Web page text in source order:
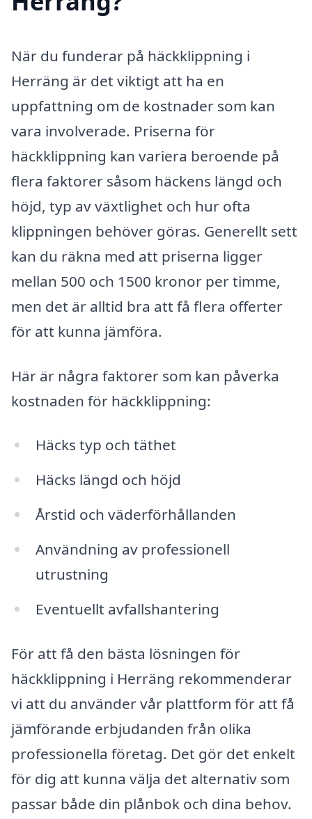
När du funderar på häckklippning i
Herräng är det viktigt att ha en
uppfattning om de kostnader som kan
vara involverade. Priserna för
häckklippning kan variera beroende på
flera faktorer såsom häckens längd och
höjd, typ av växtlighet och hur ofta
klippningen behöver göras. Generellt sett
kan du räkna med att priserna ligger
mellan 500 och 1500 kronor per timme,
men det är alltid bra att få flera offerter
för att kunna jämföra.
Här är några faktorer som kan påverka
kostnaden för häckklippning:
Häcks typ och täthet
Häcks längd och höjd
Årstid och väderförhållanden
Användning av professionell
utrustning
Eventuellt avfallshantering
För att få den bästa lösningen för
häckklippning i Herräng rekommenderar
vi att du använder vår plattform för att få
jämförande erbjudanden från olika
professionella företag. Det gör det enkelt
för dig att kunna välja det alternativ som
passar både din plånbok och dina behov.